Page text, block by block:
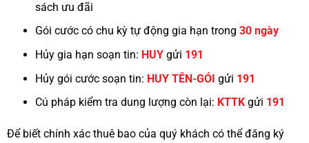
sách ưu đãi
Gói cước có chu kỳ tự động gia hạn trong 30 ngày
Hủy gia hạn soạn tin: HUYgửi 191
Hủy gói cước soạn tin: HUY TÊN-GÓI gửi 191
Cú pháp kiểm tra dung lượng còn lại: KTTK gửi 191
Để biết chính xác thuê bao của quý khách có thể đăng ký